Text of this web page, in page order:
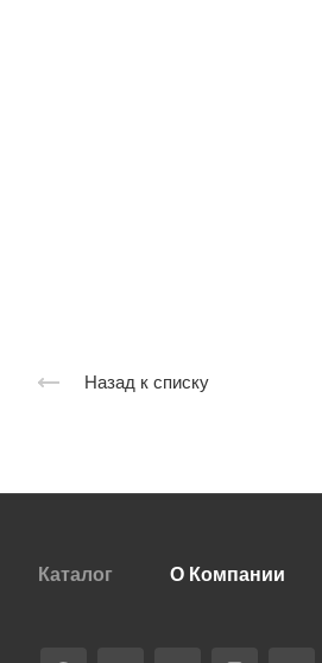
Назад к списку
Каталог О Компании